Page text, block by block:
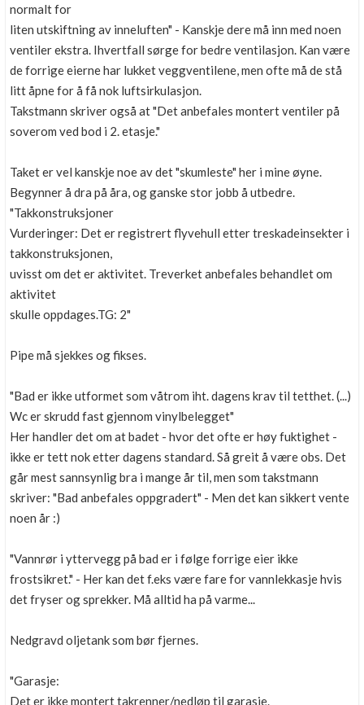
normalt for
liten utskiftning av inneluften" - Kanskje dere må inn med noen
ventiler ekstra. Ihvertfall sørge for bedre ventilasjon. Kan være
de forrige eierne har lukket veggventilene, men ofte må de stå
litt åpne for å få nok luftsirkulasjon.
Takstmann skriver også at "Det anbefales montert ventiler på
soverom ved bod i 2. etasje."
Taket er vel kanskje noe av det "skumleste" her i mine øyne.
Begynner å dra på åra, og ganske stor jobb å utbedre.
"Takkonstruksjoner
Vurderinger: Det er registrert flyvehull etter treskadeinsekter i
takkonstruksjonen,
uvisst om det er aktivitet. Treverket anbefales behandlet om
aktivitet
skulle oppdages.TG: 2"
Pipe må sjekkes og fikses.
"Bad er ikke utformet som våtrom iht. dagens krav til tetthet. (...)
Wc er skrudd fast gjennom vinylbelegget"
Her handler det om at badet - hvor det ofte er høy fuktighet -
ikke er tett nok etter dagens standard. Så greit å være obs. Det
går mest sannsynlig bra i mange år til, men som takstmann
skriver: "Bad anbefales oppgradert" - Men det kan sikkert vente
noen år :)
"Vannrør i yttervegg på bad er i følge forrige eier ikke
frostsikret." - Her kan det f.eks være fare for vannlekkasje hvis
det fryser og sprekker. Må alltid ha på varme...
Nedgravd oljetank som bør fjernes.
"Garasje:
Det er ikke montert takrenner/nedløp til garasje.